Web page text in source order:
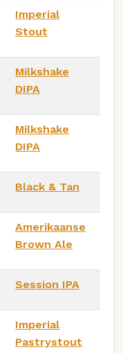
Imperial
Stout
Milkshake
DIPA
Milkshake
DIPA
Black & Tan
Amerikaanse
Brown Ale
Session IPA
Imperial
Pastrystout